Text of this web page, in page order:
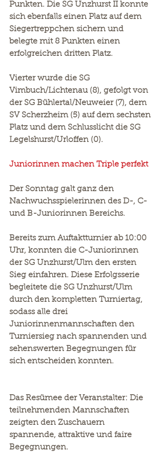
Punkten. Die SG Unzhurst II konnte
sich ebenfalls einen Platz auf dem
Siegertreppchen sichern und
belegte mit 8 Punkten einen
erfolgreichen dritten Platz.
Vierter wurde die SG
Vimbuch/Lichtenau (8), gefolgt von
der SG Bühlertal/Neuweier (7), dem
SV Scherzheim (5) auf dem sechsten
Platz und dem Schlusslicht die SG
Legelshurst/Urloffen (0).
Juniorinnen machen Triple perfekt
Der Sonntag galt ganz den
Nachwuchsspielerinnen des D-, C-
und B-Juniorinnen Bereichs.
Bereits zum Auftaktturnier ab 10:00
Uhr, konnten die C-Juniorinnen
der SG Unzhurst/Ulm den ersten
Sieg einfahren. Diese Erfolgsserie
begleitete die SG Unzhurst/Ulm
durch den kompletten Turniertag,
sodass alle drei
Juniorinnenmannschaften den
Turniersieg nach spannenden und
sehenswerten Begegnungen für
sich entscheiden konnten.
Das Resümee der Veranstalter: Die
teilnehmenden Mannschaften
zeigten den Zuschauern
spannende, attraktive und faire
Begegnungen.